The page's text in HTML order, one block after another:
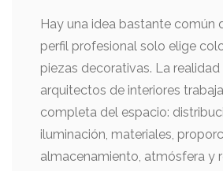
Hay una idea bastante común
perfil profesional solo elige
piezas decorativas. La realidad
arquitectos de interiores
completa del espacio:
iluminación, materiales,
almacenamiento, atmósfera y